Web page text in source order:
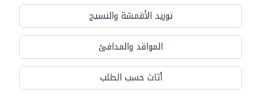
توريد الأقمشة والنسيج
المواقد والمدافئ
أثاث حسب الطلب